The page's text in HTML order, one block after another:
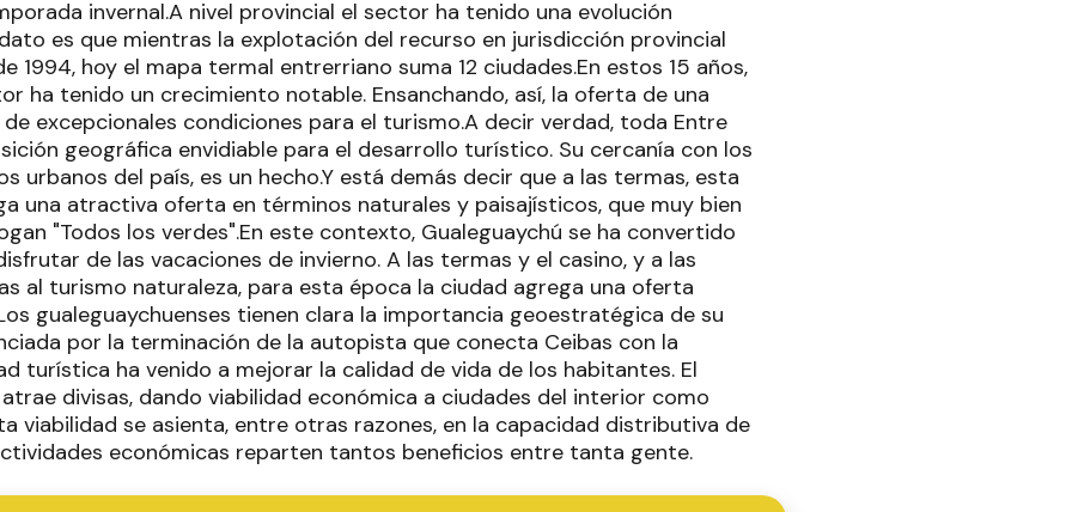
invernal.A nivel provincial el sector ha tenido una evolución
es que mientras la explotación del recurso en jurisdicción provincial
1994, hoy el mapa termal entrerriano suma 12 ciudades.En estos 15 años,
ha tenido un crecimiento notable. Ensanchando, así, la oferta de una
excepcionales condiciones para el turismo.A decir verdad, toda Entre
geográfica envidiable para el desarrollo turístico. Su cercanía con los
urbanos del país, es un hecho.Y está demás decir que a las termas, esta
una atractiva oferta en términos naturales y paisajísticos, que muy bien
"Todos los verdes".En este contexto, Gualeguaychú se ha convertido
de las vacaciones de invierno. A las termas y el casino, y a las
al turismo naturaleza, para esta época la ciudad agrega una oferta
gualeguaychuenses tienen clara la importancia geoestratégica de su
por la terminación de la autopista que conecta Ceibas con la
turística ha venido a mejorar la calidad de vida de los habitantes. El
divisas, dando viabilidad económica a ciudades del interior como
viabilidad se asienta, entre otras razones, en la capacidad distributiva de
económicas reparten tantos beneficios entre tanta gente.